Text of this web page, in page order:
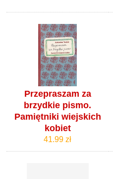
Przepraszam za
brzydkie pismo.
Pamiętniki wiejskich
kobiet
41.99 zł